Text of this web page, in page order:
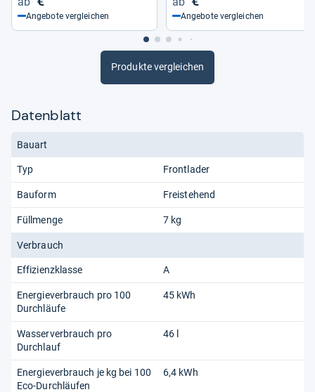
Angebote vergleichen Angebote vergleichen
Produkte vergleichen
Datenblatt
Bauart
Typ Frontlader
Bauform Freistehend
Füllmenge 7 kg
Verbrauch
Effizienzklasse A
Energieverbrauch pro 100
Durchläufe
45 kWh
Wasserverbrauch pro
Durchlauf
46 l
Energieverbrauch je kg bei 100
Eco-Durchläufen
6,4 kWh